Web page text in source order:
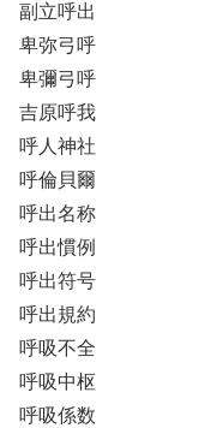
副立呼出
卑弥弓呼
卑彌弓呼
吉原呼我
呼人神社
呼倫貝爾
呼出名称
呼出慣例
呼出符号
呼出規約
呼吸不全
呼吸中枢
呼吸係数